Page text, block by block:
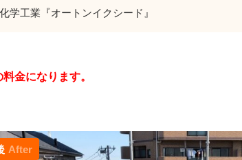
学工業『オートンイクシード』
金になります。
After